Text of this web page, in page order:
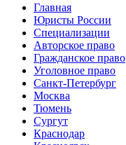
Главная
Юристы России
Специализации
Авторское право
Гражданское право
Уголовное право
Санкт-Петербург
Москва
Тюмень
Сургут
Краснодар